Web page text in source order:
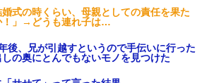
式の時くらい、母親としての責任を果た
！」→どうも連れ子は…
後、兄が引越すというので手伝いに行った
の奥にとんでもないモノを見つけた